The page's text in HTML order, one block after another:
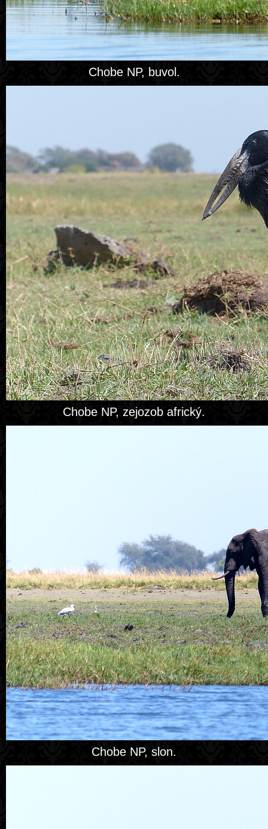
Chobe NP, buvol.
Chobe NP, zejozob africký.
Chobe NP, slon.